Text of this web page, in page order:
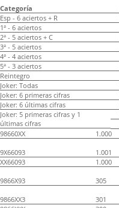
Categoría
Esp - 6 aciertos + R
1ª - 6 aciertos
2ª - 5 aciertos + C
3ª - 5 aciertos
4ª - 4 aciertos
5ª - 3 aciertos
Reintegro
Joker: Todas
Joker: 6 primeras cifras
Joker: 6 últimas cifras
Joker: 5 primeras cifras y 1
últimas cifras
98660XX
1.000
9X66093
1.001
XX66093
1.000
9866X93
305
9866XX3
301